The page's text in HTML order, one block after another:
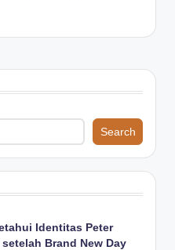
Search
Identitas Peter
Brand New Day